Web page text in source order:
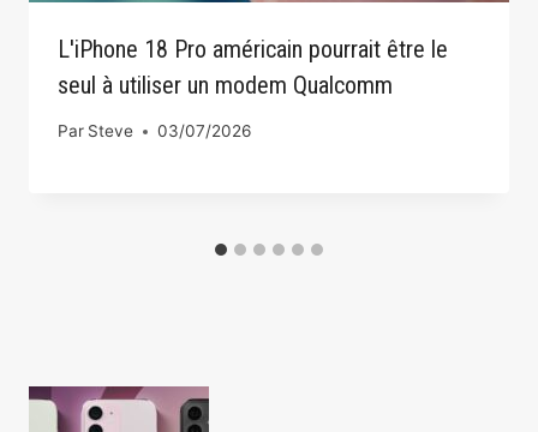
L'iPhone 18 Pro américain pourrait être le
seul à utiliser un modem Qualcomm
Par Steve 03/07/2026